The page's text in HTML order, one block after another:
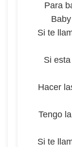
Para
Si te
Si
Hacer
Tengo
Si te